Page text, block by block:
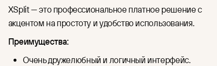
XSplit — это профессиональное платное решение с
акцентом на простоту и удобство использования.
Преимущества:
Очень дружелюбный и логичный интерфейс.